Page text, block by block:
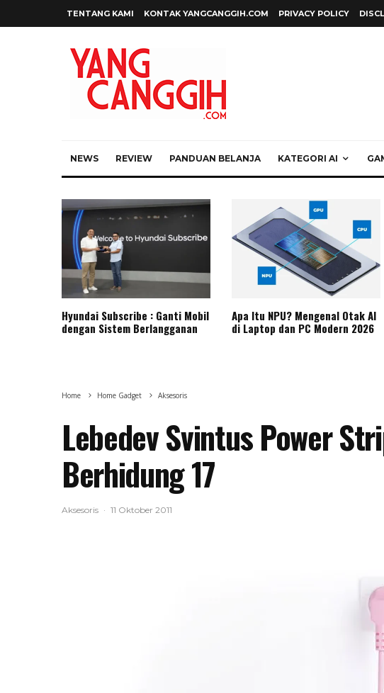
TENTANG KAMI KONTAK YANGCANGGIH.COM PRIVACY POLICY
NEWS REVIEW PANDUAN BELANJA KATEGORI AI
Hyundai Subscribe : Ganti Mobil
dengan Sistem Berlangganan
Apa Itu NPU? Mengenal Otak AI
di Laptop dan PC Modern 2026
Home Home Gadget Aksesoris
Lebedev Svintus Power
Berhidung 17
Aksesoris · 11 Oktober 2011